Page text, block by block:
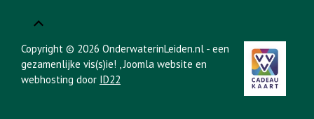
Copyright © 2026 OnderwaterinLeiden.nl - een
gezamenlijke vis(s)ie! , Joomla website en
webhosting door ID22